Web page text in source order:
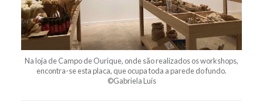
Na loja de Campo de Ourique, onde são realizados os workshops,
encontra-se esta placa, que ocupa toda a parede do fundo.
©Gabriela Luís